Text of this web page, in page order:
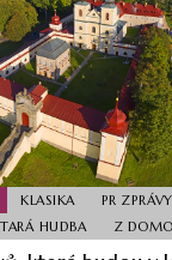
KLASIKA
PR ZPRÁVY
HUDBA Z